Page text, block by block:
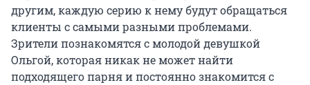
другим, каждую серию к нему будут обращаться
клиенты с самыми разными проблемами.
Зрители познакомятся с молодой девушкой
Ольгой, которая никак не может найти
подходящего парня и постоянно знакомится с